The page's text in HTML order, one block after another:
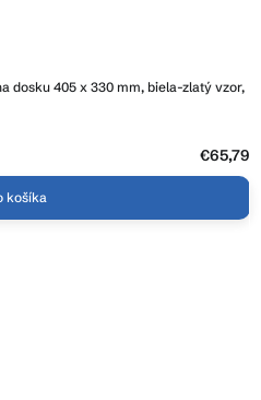
dosku 405 x 330 mm, biela-zlatý vzor,
€65,79
košíka